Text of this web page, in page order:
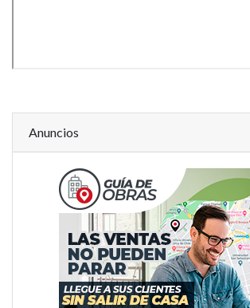
Anuncios